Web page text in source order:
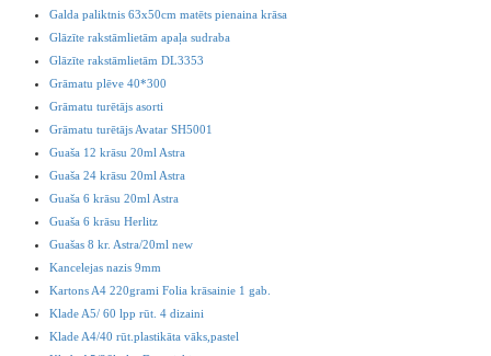
Galda paliktnis 63x50cm matēts pienaina krāsa
Glāzīte rakstāmlietām apaļa sudraba
Glāzīte rakstāmlietām DL3353
Grāmatu plēve 40*300
Grāmatu turētājs asorti
Grāmatu turētājs Avatar SH5001
Guaša 12 krāsu 20ml Astra
Guaša 24 krāsu 20ml Astra
Guaša 6 krāsu 20ml Astra
Guaša 6 krāsu Herlitz
Guašas 8 kr. Astra/20ml new
Kancelejas nazis 9mm
Kartons A4 220grami Folia krāsainie 1 gab.
Klade A5/ 60 lpp rūt. 4 dizaini
Klade A4/40 rūt.plastikāta vāks,pastel